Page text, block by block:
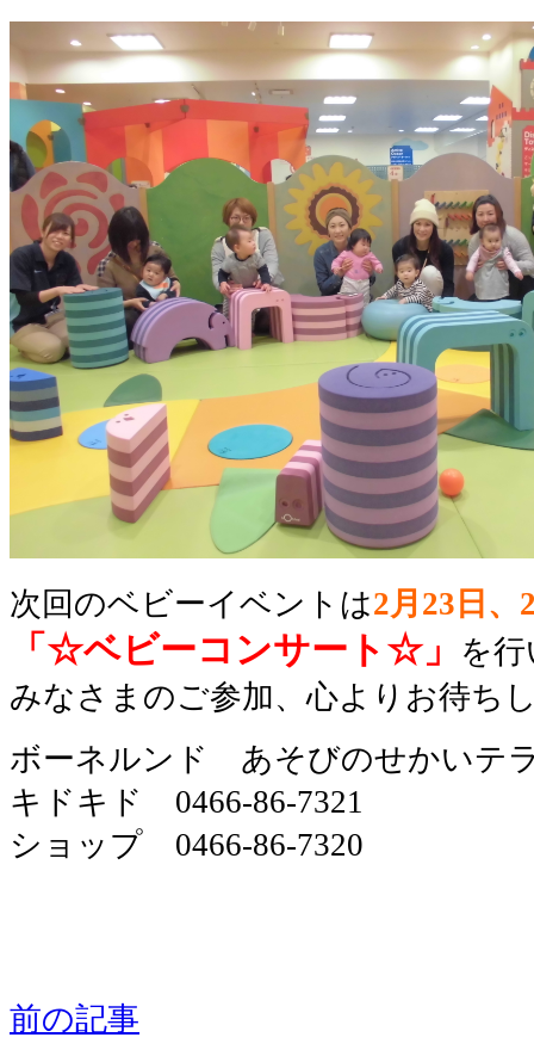
次回のベビーイベントは2月23日、
「☆ベビーコンサート☆」
を
みなさまのご参加、心よりお待ち
ボーネルンド あそびのせかいテ
キドキド 0466-86-7321
ショップ 0466-86-7320
前の記事